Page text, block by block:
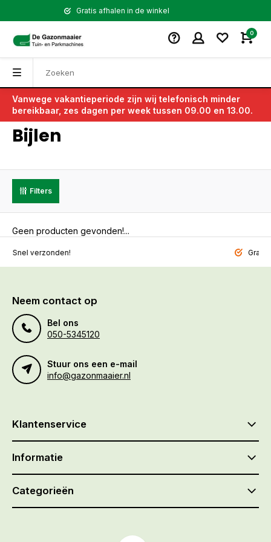
Gratis afhalen in de winkel
0
Vanwege vakantieperiode zijn wij telefonisch minder
bereikbaar, zes dagen per week tussen 09.00 en 13.00.
Terug
Bijlen
Filters
Geen producten gevonden!...
verzonden! Gratis
Neem contact op
Bel ons
050-5345120
Stuur ons een e-mail
info@gazonmaaier.nl
Klantenservice
Informatie
Categorieën